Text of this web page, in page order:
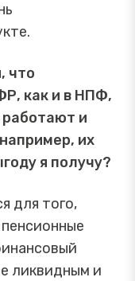
что
как и в НПФ,
и
их
я получу?
для того,
ликвидным и